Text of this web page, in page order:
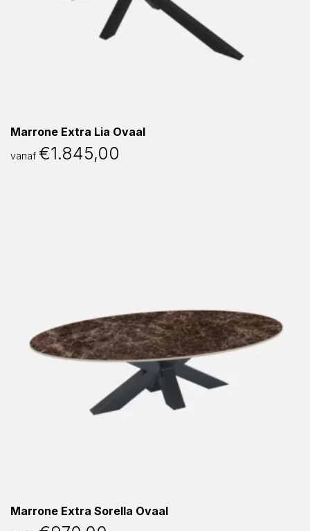
Marrone Extra Lia Ovaal
vanaf €1.845,00
Marrone Extra Sorella Ovaal